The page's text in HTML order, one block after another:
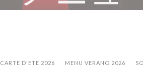
CARTE D'ETE 2026 MENU VERANO 2026